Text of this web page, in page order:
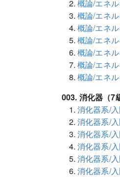
概論/エネ
概論/エネ
概論/エネ
概論/エネ
概論/エネ
概論/エネ
概論/エネ
003. 消化器（7
消化器系/
消化器系/
消化器系/
消化器系/
消化器系/
消化器系/